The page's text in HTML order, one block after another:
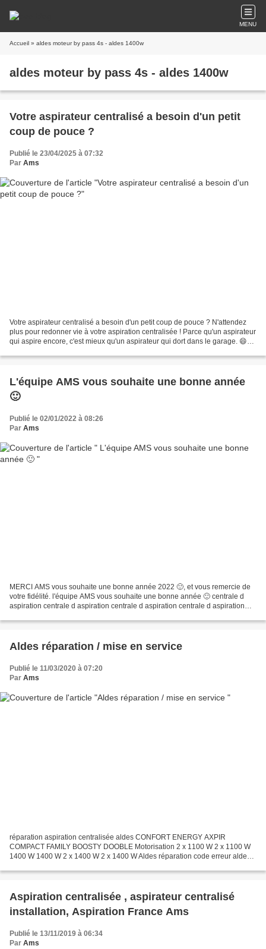
MENU
Accueil » aldes moteur by pass 4s - aldes 1400w
aldes moteur by pass 4s - aldes 1400w
Votre aspirateur centralisé a besoin d'un petit
coup de pouce ?
Publié le 23/04/2025 à 07:32
Par Ams
Votre aspirateur centralisé a besoin d'un petit coup de pouce ? N'attendez
plus pour redonner vie à votre aspiration centralisée ! Parce qu'un aspirateur
qui aspire encore, c'est mieux qu'un aspirateur qui dort dans le garage. 😄
L'équipe AMS vous souhaite une bonne année
🙂
Publié le 02/01/2022 à 08:26
Par Ams
MERCI AMS vous souhaite une bonne année 2022 🙂, et vous remercie de
votre fidélité. l'équipe AMS vous souhaite une bonne année 🙂 centrale d
aspiration centrale d aspiration centrale d aspiration centrale d aspiration
Aldes réparation / mise en service
Publié le 11/03/2020 à 07:20
Par Ams
réparation aspiration centralisée aldes CONFORT ENERGY AXPIR
COMPACT FAMILY BOOSTY DOOBLE Motorisation 2 x 1100 W 2 x 1100 W
1400 W 1400 W 2 x 1400 W 2 x 1400 W Aldes réparation code erreur aldes
Aspiration centralisée , aspirateur centralisé
installation, Aspiration France Ams
Publié le 13/11/2019 à 06:34
Par Ams